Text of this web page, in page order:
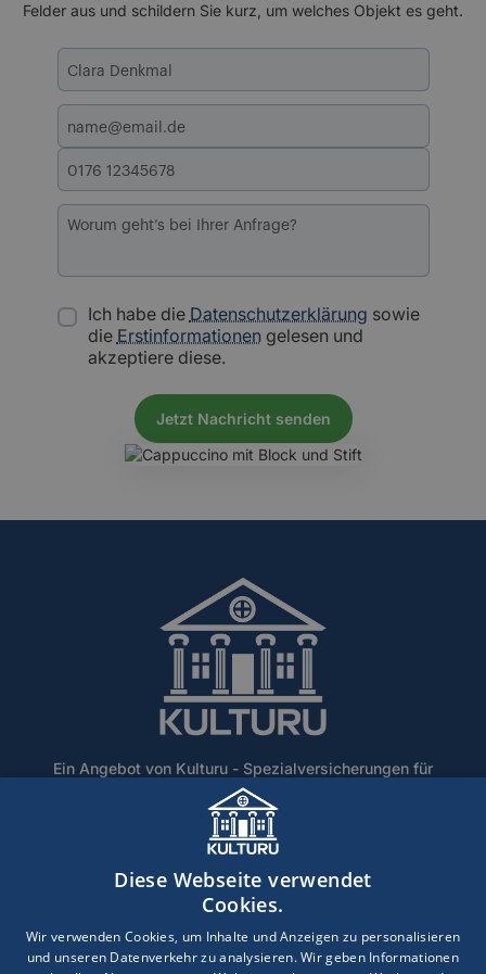
Felder aus und schildern Sie kurz, um welches Objekt es geht.
Ich habe die Datenschutzerklärung sowie
die Erstinformationen gelesen und
akzeptiere diese.
Ein Angebot von Kulturu - Spezialversicherungen für
Denkmalschutz und historische Gebäude.
Über UnsBlogLexikon
ErstinformationHaftungsausschlussImpressum
Datenschutz
Copyright © 2026 · Ein Service der DEVK Gebietsdirektion
Diese Webseite verwendet
Cookies.
Wir verwenden Cookies, um Inhalte und Anzeigen zu personalisieren
und unseren Datenverkehr zu analysieren. Wir geben Informationen